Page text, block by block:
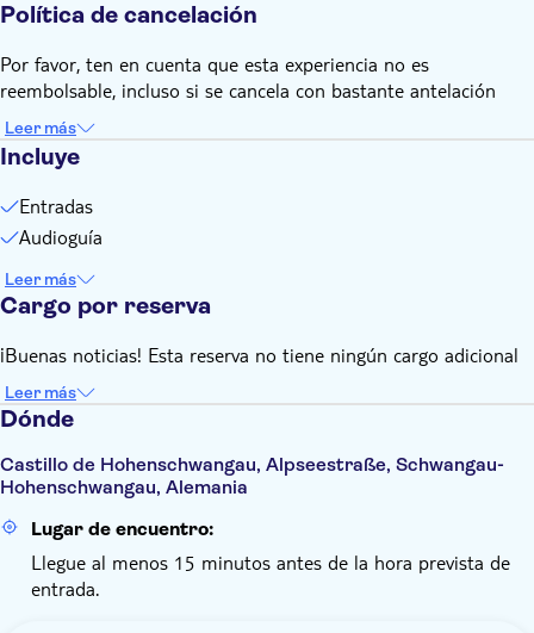
Política de cancelación
Por favor, ten en cuenta que esta experiencia no es
reembolsable, incluso si se cancela con bastante antelación
Leer más
Incluye
Entradas
Audioguía
Leer más
Cargo por reserva
¡Buenas noticias! Esta reserva no tiene ningún cargo adicional
Leer más
Dónde
Castillo de Hohenschwangau, Alpseestraße, Schwangau-
Hohenschwangau, Alemania
Lugar de encuentro:
Llegue al menos 15 minutos antes de la hora prevista de
entrada.